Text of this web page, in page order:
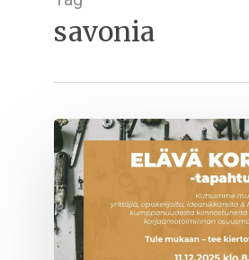
savonia
Elävä
korjaamo
-
tapahtuma
11.12.2025
klo